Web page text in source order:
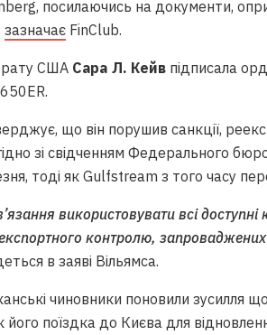
посилаючись на документи,
зазначаєFinClub.
США Сара Л. Кейв підписала
що він порушив санкції,
зі свідченням Федерального
тоді як Gulfstream з того часу
використовувати всі доступні
контролю,
в заяві Вільямса.
чиновники поновили зусилля
його поїздка до Києва для